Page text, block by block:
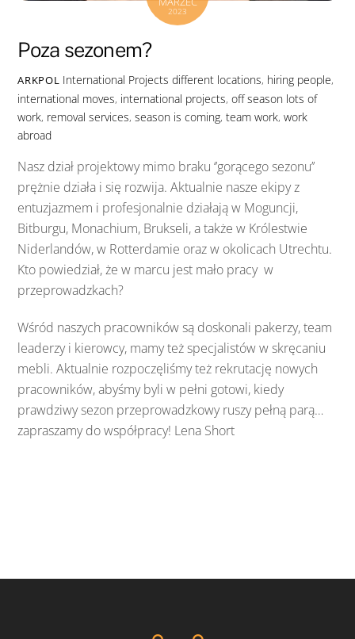
2023
Poza sezonem?
ARKPOL International Projects different locations, hiring people,
international moves, international projects,off season lots of
work, removal services,season is coming,team work,work
abroad
Nasz dział projektowy mimo braku ‘’gorącego sezonu’’
prężnie działa i się rozwija. Aktualnie nasze ekipy z
entuzjazmem i profesjonalnie działają w Moguncji,
Bitburgu, Monachium, Brukseli, a także w Królestwie
Niderlandów, w Rotterdamie oraz w okolicach Utrechtu.
Kto powiedział, że w marcu jest mało pracy w
przeprowadzkach?
Wśród naszych pracowników są doskonali pakerzy, team
leaderzy i kierowcy, mamy też specjalistów w skręcaniu
mebli. Aktualnie rozpoczęliśmy też rekrutację nowych
pracowników, abyśmy byli w pełni gotowi, kiedy
prawdziwy sezon przeprowadzkowy ruszy pełną parą…
zapraszamy do współpracy! Lena Short